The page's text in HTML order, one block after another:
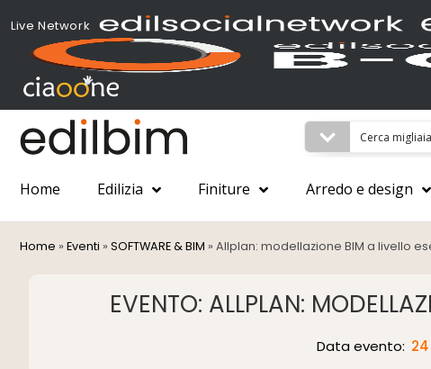
Live Network
Home Edilizia Finiture Arredo e design
Home » Eventi » SOFTWARE & BIM » Allplan: modellazione BIM a livello
EVENTO: ALLPLAN:
Data evento: 24